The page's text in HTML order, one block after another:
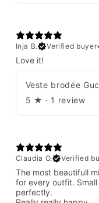
Inja B.
Verified buyer
Love it!
Veste brodée
5 ★ · 1 review
Claudia O.
Verified
The most beautifull
for every outfit.
perfectly.